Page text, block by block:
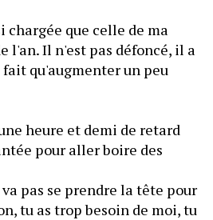
chargée que celle de ma
l'an. Il n'est pas défoncé, il a
qu'augmenter un peu
heure et demi de retard
pour aller boire des
pas se prendre la tête pour
tu as trop besoin de moi, tu